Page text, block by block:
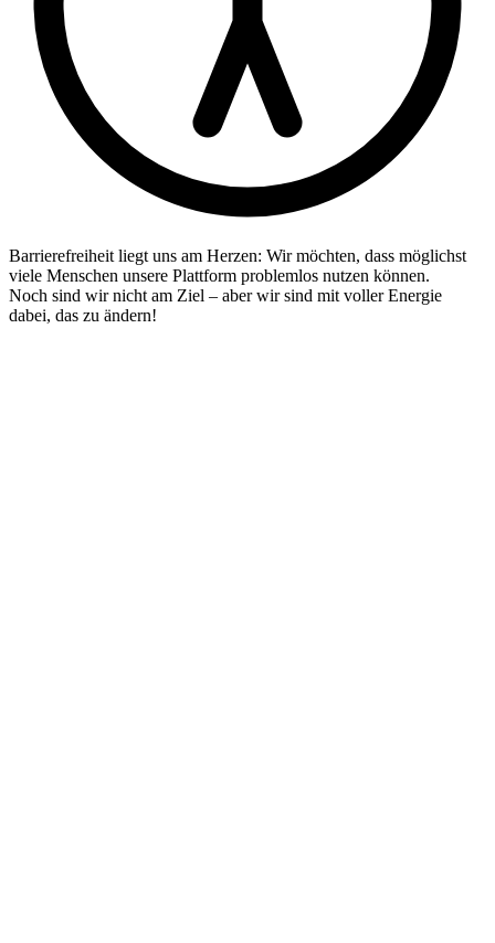
Barrierefreiheit liegt uns am Herzen: Wir möchten, dass möglichst
viele Menschen unsere Plattform problemlos nutzen können.
Noch sind wir nicht am Ziel – aber wir sind mit voller Energie
dabei, das zu ändern!